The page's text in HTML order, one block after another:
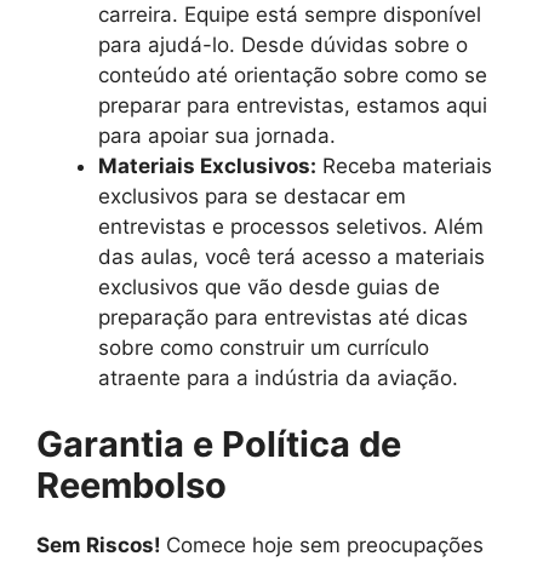
carreira. Equipe está sempre disponível
para ajudá-lo. Desde dúvidas sobre o
conteúdo até orientação sobre como se
preparar para entrevistas, estamos aqui
para apoiar sua jornada.
Materiais Exclusivos: Receba materiais
exclusivos para se destacar em
entrevistas e processos seletivos. Além
das aulas, você terá acesso a materiais
exclusivos que vão desde guias de
preparação para entrevistas até dicas
sobre como construir um currículo
atraente para a indústria da aviação.
Garantia e Política de
Reembolso
Sem Riscos! Comece hoje sem preocupações